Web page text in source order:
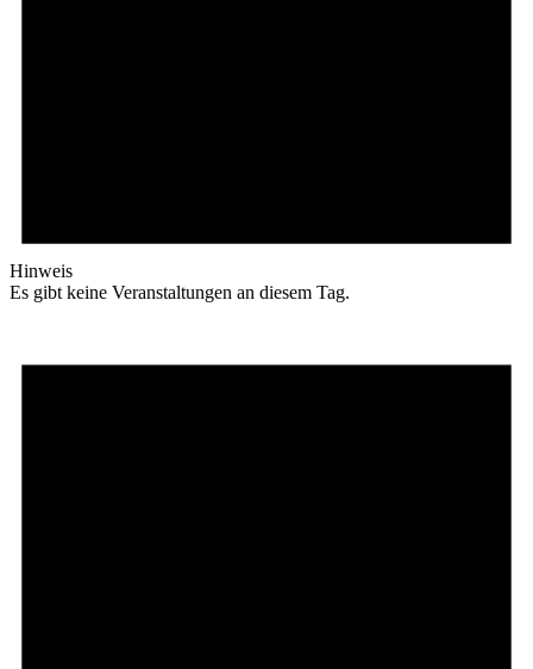
Hinweis
Es gibt keine Veranstaltungen an diesem Tag.